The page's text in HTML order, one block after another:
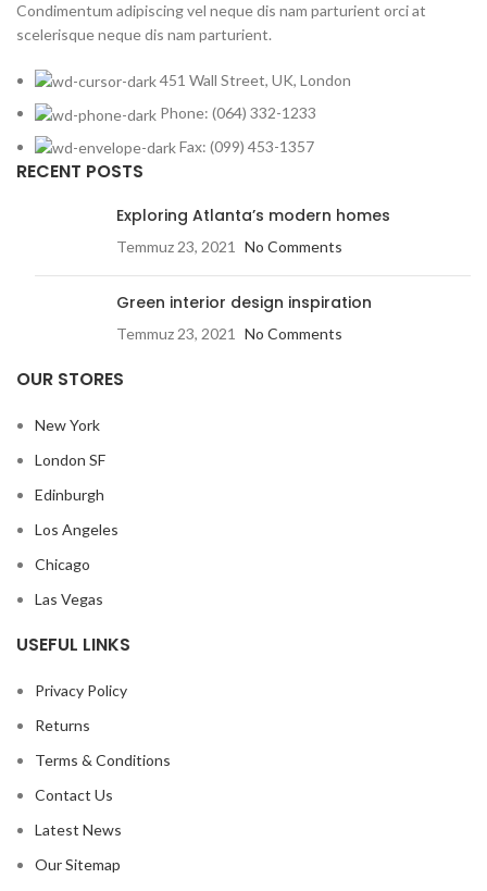
Condimentum adipiscing vel neque dis nam parturient orci at
scelerisque neque dis nam parturient.
451 Wall Street, UK, London
Phone: (064) 332-1233
Fax: (099) 453-1357
RECENT POSTS
Exploring Atlanta’s modern homes
Temmuz 23, 2021 No Comments
Green interior design inspiration
Temmuz 23, 2021 No Comments
OUR STORES
New York
London SF
Edinburgh
Los Angeles
Chicago
Las Vegas
USEFUL LINKS
Privacy Policy
Returns
Terms & Conditions
Contact Us
Latest News
Our Sitemap